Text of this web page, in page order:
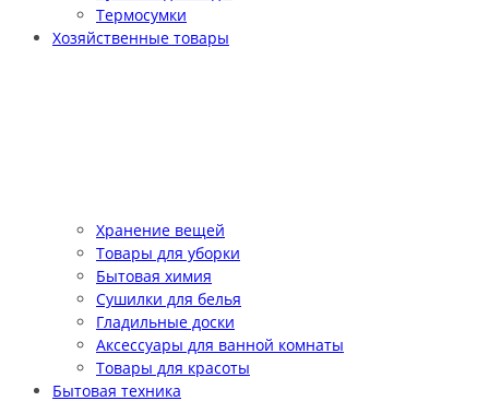
Термосумки
Хозяйственные товары
Хранение вещей
Товары для уборки
Бытовая химия
Сушилки для белья
Гладильные доски
Аксессуары для ванной комнаты
Товары для красоты
Бытовая техника